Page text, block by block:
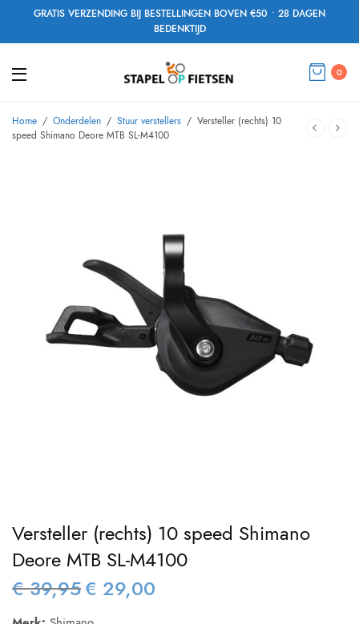
GRATIS VERZENDING BIJ BESTELLINGEN BOVEN €50 • 28 DAGEN
BEDENKTIJD
0
Home / Onderdelen / Stuur verstellers / Versteller (rechts) 10
speed Shimano Deore MTB SL-M4100
Versteller (rechts) 10 speed Shimano
Deore MTB SL-M4100
€39,95 Oorspronkelijke
€ 29,00